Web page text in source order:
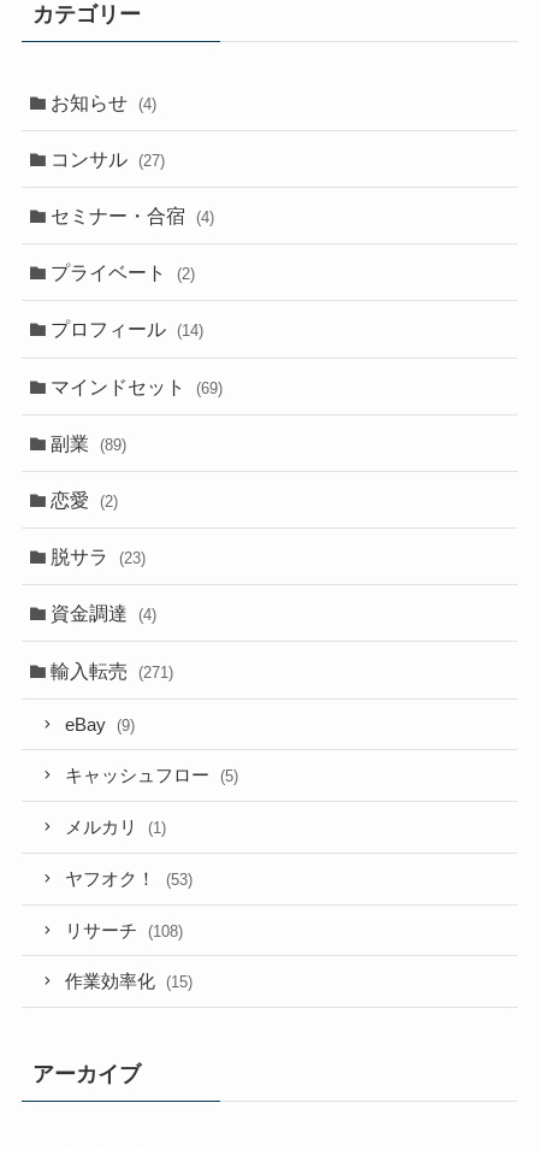
カテゴリー
お知らせ (4)
コンサル (27)
セミナー・合宿 (4)
プライベート (2)
プロフィール (14)
マインドセット (69)
副業 (89)
恋愛 (2)
脱サラ (23)
資金調達 (4)
輸入転売 (271)
eBay (9)
キャッシュフロー (5)
メルカリ (1)
ヤフオク！ (53)
リサーチ (108)
作業効率化 (15)
アーカイブ